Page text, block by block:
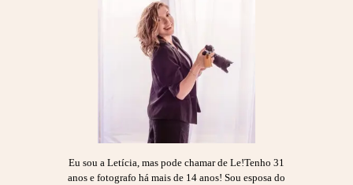
Eu sou a Letícia, mas pode chamar de Le!Tenho 31
anos e fotografo há mais de 14 anos! Sou esposa do